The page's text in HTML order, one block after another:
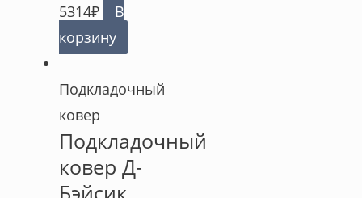
5314₽
В
корзину
Подкладочный
ковер
Подкладочный
ковер Д-
Бэйсик